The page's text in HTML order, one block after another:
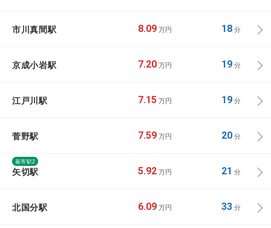
市川真間駅 8.09 万円 18分
京成小岩駅 7.20 万円 19分
江戸川駅 7.15 万円 19分
菅野駅 7.59 万円 20分
最寄駅2
矢切駅 5.92 万円 21 分
北国分駅 6.09 万円 33分